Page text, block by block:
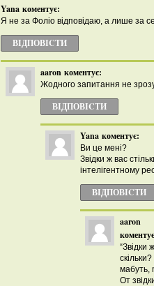
Yana коментує:
Я не за Фоліо відповідаю, а лише за
ВІДПОВІCТИ
aaron коментує:
Жодного запитання не
ВІДПОВІCТИ
Yana коментує:
Ви це мені?
Звідки ж вас
інтелігентному
ВІДПОВІCТИ
aaron
“Звідки
мабуть,
От